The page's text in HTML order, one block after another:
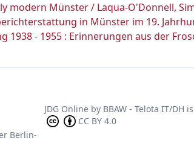
modern Münster / Laqua-O'Donnell,
in Münster im 19.
1938 - 1955 : Erinnerungen aus der
Berlin-
JDG Onlineby BBAW - Telota IT/DH
CC BY 4.0